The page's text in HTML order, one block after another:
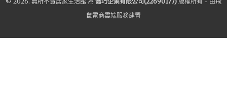
鼠電商雲端服務建置